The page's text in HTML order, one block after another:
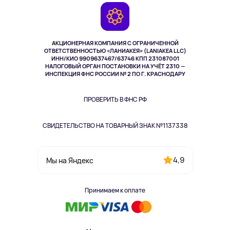
АКЦИОНЕРНАЯ КОМПАНИЯ С ОГРАНИЧЕННОЙ
ОТВЕТСТВЕННОСТЬЮ «ЛАНИАКЕЯ» (LANIAKEA LLC)
ИНН/КИО 9909637467/63746 КПП 231087001
НАЛОГОВЫЙ ОРГАН ПОСТАНОВКИ НА УЧЁТ 2310 —
ИНСПЕКЦИЯ ФНС РОССИИ № 2 ПО Г. КРАСНОДАРУ
ПРОВЕРИТЬ В ФНС РФ
СВИДЕТЕЛЬСТВО НА ТОВАРНЫЙ ЗНАК №1137338
Мы на Яндекс 4,9
Принимаем к оплате
Здоровье питомцев
Одежда и аксессуары